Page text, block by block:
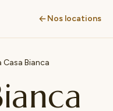
Nos locations
Casa Bianca